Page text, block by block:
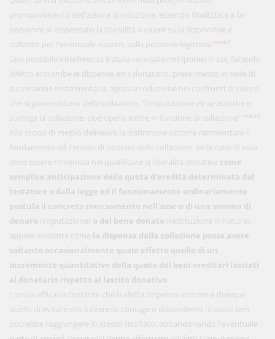
promuovimento dell'azione di riduzione, essendo finalizzata a far
pervenire al dispensato la liberalità a valere sulla disponibile e,
soltanto per l'eventuale supero, sulla porzione legittima nota3
Una possibile interferenza è stata ravvisata nell'ipotesi in cui, facendo
difetto entrambe le dispense ed il donatario, pretermesso in sede di
successione testamentaria, agisca in riduzione nei confronti di coloro
che si gioverebbero della collazione, "l'imputazione ex se assorbe e
surroga la collazione, cioè opera anche in funzione di collazione" nota4
Allo scopo di meglio delineare la distinzione occorre rammentare il
fondamento ed il modo di operare della collazione. Se la ratio di essa
deve essere rinvenuta nel qualificare la liberalità donativa come
semplice anticipazione della quota d'eredità determinata dal
testatore o dalla legge ed il funzionamento ordinariamente
postula il concreto riversamento nell'asse o di una somma di
denaro (imputazione) o del bene donato (restituzione in natura),
appare evidente come la dispensa dalla collazione possa avere
soltanto occasionalmente quale effetto quello di un
incremento quantitativo della quota dei beni ereditari lasciati
al donatario rispetto al lascito donativo.
L'unica efficacia costante che la detta dispensa sortisce è dunque
quello di evitare che il coerede coniuge o discendente (il quale ben
potrebbe raggiungere lo stesso risultato, abbandonando l'eventuale